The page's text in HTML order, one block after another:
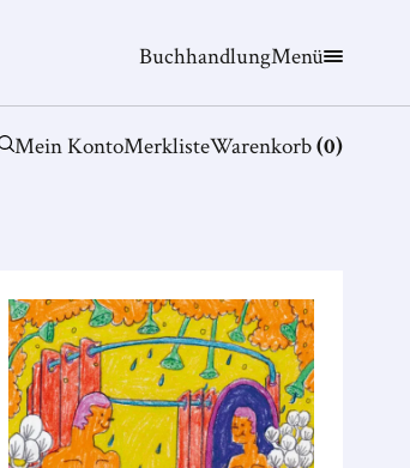
BuchhandlungMenü
Mein KontoMerklisteWarenkorb(0)